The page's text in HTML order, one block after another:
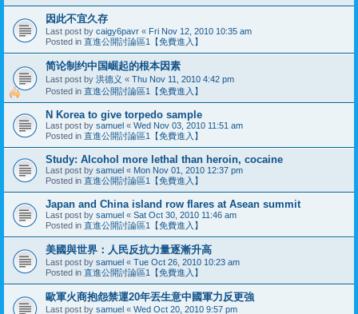
因此不宜久存
Last post by caigy6pavr « Fri Nov 12, 2010 10:35 am
Posted in 直進公開討論區1【免費進入】
简论制约中国崛起的根本因素
Last post by 洪德义 « Thu Nov 11, 2010 4:42 pm
Posted in 直進公開討論區1【免費進入】
N Korea to give torpedo sample‎
Last post by samuel « Wed Nov 03, 2010 11:51 am
Posted in 直進公開討論區1【免費進入】
Study: Alcohol more lethal than heroin, cocaine
Last post by samuel « Mon Nov 01, 2010 12:37 pm
Posted in 直進公開討論區1【免費進入】
Japan and China island row flares at Asean summit
Last post by samuel « Sat Oct 30, 2010 11:46 am
Posted in 直進公開討論區1【免費進入】
美國與世界：人民反抗力量逐漸升高
Last post by samuel « Tue Oct 26, 2010 10:23 am
Posted in 直進公開討論區1【免費進入】
歐軍火商抱怨禁運20年丟生意中國軍力反更強
Last post by samuel « Wed Oct 20, 2010 9:57 pm